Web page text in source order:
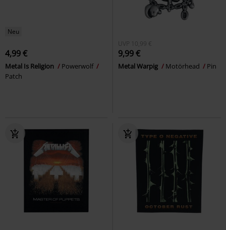
Neu
4,99 €
Metal Is Religion
Powerwolf
Patch
UVP 10,99 €
9,99 €
Metal Warpig Motörhead Pin